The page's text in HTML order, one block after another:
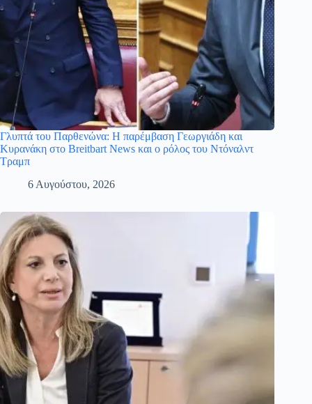
Γλυπτά του Παρθενώνα: Η παρέμβαση Γεωργιάδη και
Κυρανάκη στο Breitbart News και ο ρόλος του Ντόναλντ
Τραμπ
6 Αυγούστου, 2026